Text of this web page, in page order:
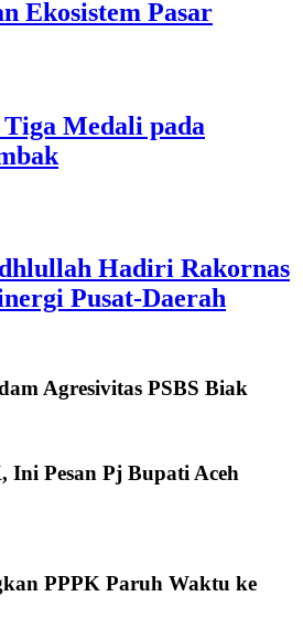
Ekosistem Pasar
Medali pada
Hadiri Rakornas
Pusat-Daerah
Agresivitas PSBS Biak
Ini Pesan Pj Bupati Aceh
PPPK Paruh Waktu ke